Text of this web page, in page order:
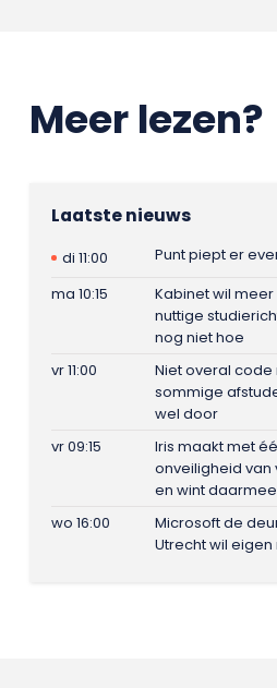
Meer lezen?
Laatste nieuws
di 11:00
Punt piept er
ma 10:15
Kabinet wil
nuttige
nog niet hoe
vr 11:00
Niet overal code
sommige
wel door
vr 09:15
Iris maakt met
onveiligheid
en wint
wo 16:00
Microsoft de
Utrecht wil